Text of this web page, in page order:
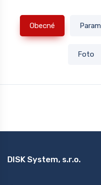
Obecné
Foto
DISK System, s.r.o.